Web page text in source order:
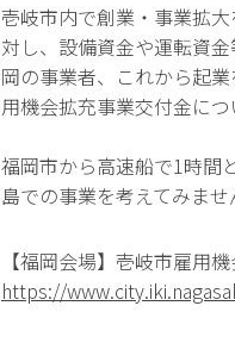
壱岐市内で創業・事業拡
対し、設備資金や運転資
岡の事業者、これから起
用機会拡充事業交付金につ
福岡市から高速船で1時間
島での事業を考えてみませ
【福岡会場】壱岐市雇用
https://